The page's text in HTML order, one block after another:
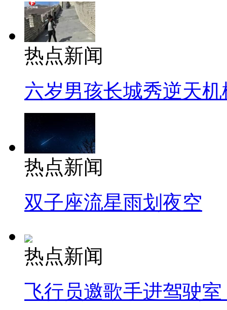
热点新闻
六岁男孩长城秀逆天机
热点新闻
双子座流星雨划夜空
热点新闻
飞行员邀歌手进驾驶